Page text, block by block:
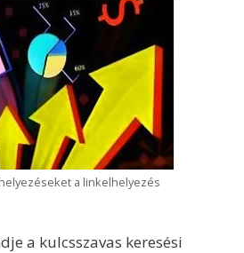
a linkelhelyezés
a kulcsszavas keresési